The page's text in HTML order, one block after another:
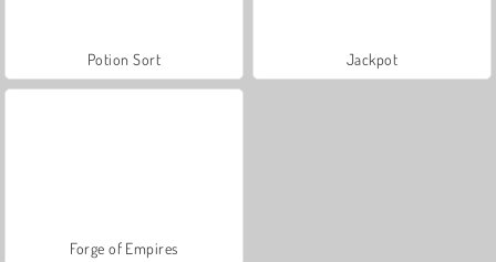
Potion Sort Jackpot
Forge of Empires